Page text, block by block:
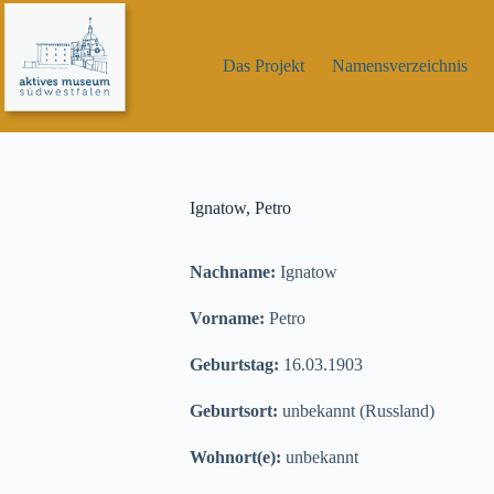
Zum
springen
Das Projekt
Namensverzeichnis
Ignatow, Petro
Nachname: Ignatow
Vorname: Petro
Geburtstag: 16.03.1903
Geburtsort: unbekannt (Russland)
Wohnort(e): unbekannt